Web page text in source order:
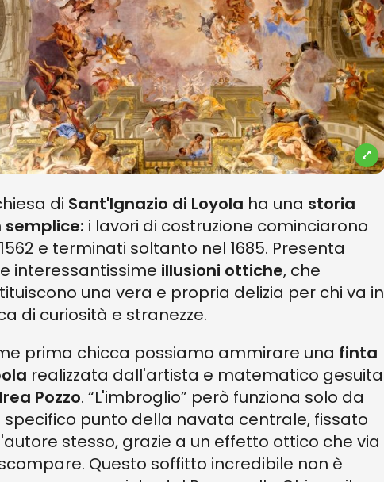
di Sant'Ignazio di Loyola ha una storia
semplice: i lavori di costruzione cominciarono
e terminati soltanto nel 1685. Presenta
interessantissime illusioni ottiche, che
una vera e propria delizia per chi va in
di curiosità e stranezze.
prima chicca possiamo ammirare una finta
realizzata dall'artista e matematico gesuita
Pozzo. “L'imbroglio” però funziona solo da
specifico punto della navata centrale, fissato
stesso, grazie a un effetto ottico che via
Questo soffitto incredibile non è